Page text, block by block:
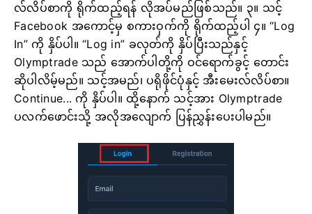
လ်လိပ်စာကို ရိုက်ထည့်ရန် လိုအပ်မည်ဖြစ်သည်။ ၃။ သင့်
Facebook အကောင့်မှ စကားဝှက်ကို ရိုက်ထည့်ပါ၄။ “Log
In” ကို နှိပ်ပါ။“Log in” ခလုတ်ကို နှိပ်ပြီးသည်နှင့်
Olymptrade သည် အောက်ပါတို့ကို ဝင်ရောက်ခွင့် တောင်း
ဆိုပါလိမ့်မည်။ သင့်အမည်၊ ပရိုဖိုင်ပုံနှင့် အီးမေးလ်လိပ်စာ။
Continue... ကို နှိပ်ပါ။ထို့နောက် သင့်အား Olymptrade
ပလက်ဖောင်းသို့ အလိုအလျောက် ပြန်ညွှန်းပေးပါမည်။